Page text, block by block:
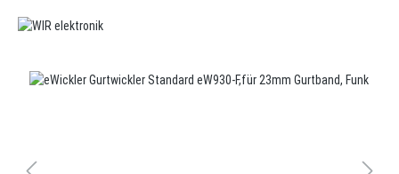
Bildergalerie überspringen